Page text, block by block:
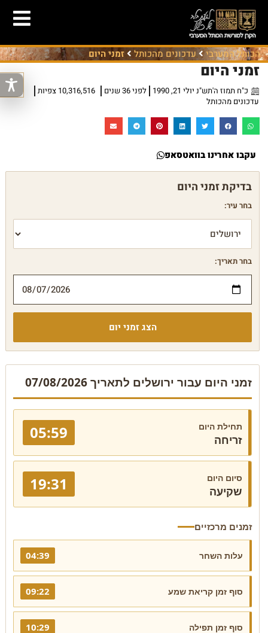
הכותל המערבי עדכונים מהכותל זמני היום
זמני היום
כ"ח תמוז ה'תש"נ יולי 21, 1990 לפני 36 שנים
10,316,516 צפיות
עדכונים מהכותל
עקבו אחרינו בוואטסאפ
בחר עיר:
בחר תאריך:
הצג זמני יום
זמני היום עבור ירושלים לתאריך 07/08/2026
תחילת היום
זריחה 05:59
סיום היום
שקיעה 19:31
זמנים מרכזיים
עלות השחר 04:39
סוף זמן קריאת שמע 09:22
סוף זמן תפילה 10:29